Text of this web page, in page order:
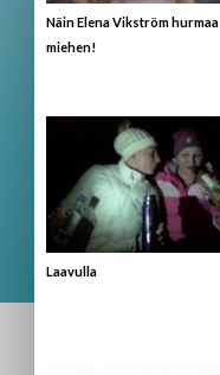
Näin Elena Vikström hurmaa
miehen!
Laavulla